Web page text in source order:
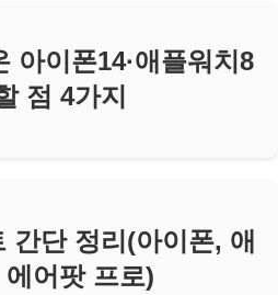
아이폰14·애플워치8
점 4가지
간단 정리(아이폰, 애
어팟 프로)